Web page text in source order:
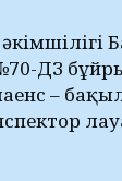
ДЗ
–